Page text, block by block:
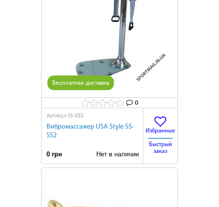
0
Бесплатная доставка
Артикул SS-552
Вибромассажер USA Style SS-
552
0 грн Нет в наличии
Избранные
Быстрый
заказ